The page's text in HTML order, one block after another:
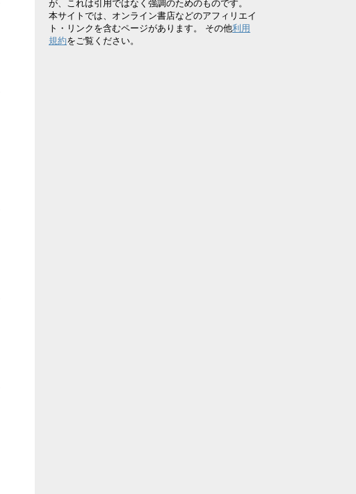
が、これは引用ではなく強調のためのものです。
本サイトでは、オンライン書店などのアフィリエイ
ト・リンクを含むページがあります。 その他利用
規約をご覧ください。